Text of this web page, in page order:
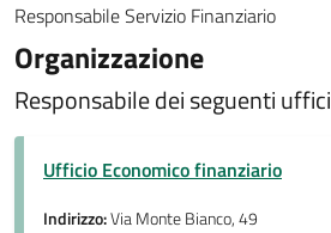
Responsabile Servizio Finanziario
Organizzazione
Responsabile dei seguenti uffici
Ufficio Economico finanziario
Indirizzo:Via Monte Bianco, 49